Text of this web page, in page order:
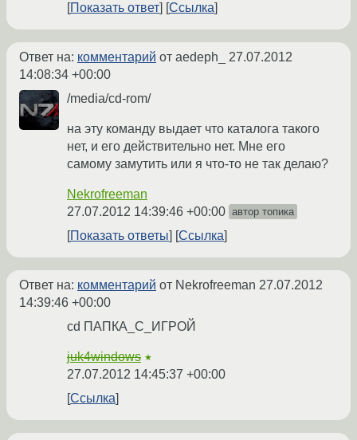
Показать ответ
Ссылка
Ответ на: комментарий от aedeph_ 27.07.2012
14:08:34 +00:00
/media/cd-rom/
на эту команду выдает что каталога такого
нет, и его действительно нет. Мне его
самому замутить или я что-то не так делаю?
Nekrofreeman
27.07.2012 14:39:46 +00:00 автор топика
Показать ответы Ссылка
Ответ на: комментарий от Nekrofreeman 27.07.2012
14:39:46 +00:00
cd ПАПКА_С_ИГРОЙ
juk4windows ★
27.07.2012 14:45:37 +00:00
Ссылка